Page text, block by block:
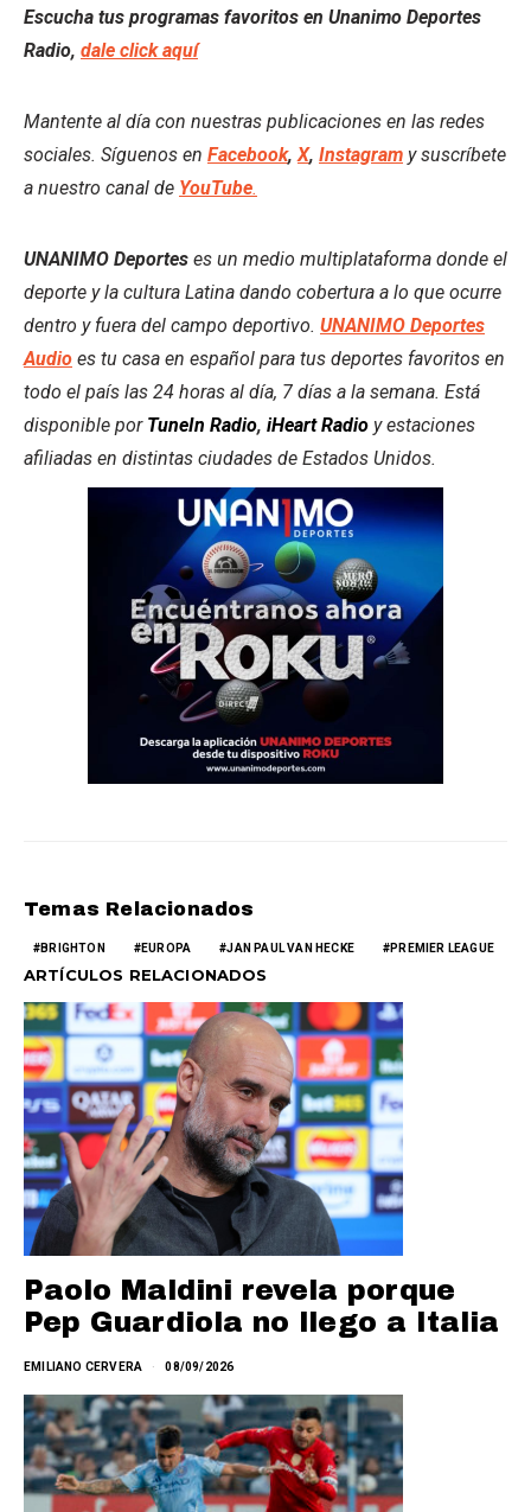
Escucha tus programas favoritos en Unanimo Deportes
Radio, dale click aquí
Mantente al día con nuestras publicaciones en las redes
sociales. Síguenos en Facebook,X, Instagram y suscríbete
a nuestro canal de YouTube.
UNANIMO Deportes es un medio multiplataforma donde el
deporte y la cultura Latina dando cobertura a lo que ocurre
dentro y fuera del campo deportivo. UNANIMO Deportes
Audio es tu casa en español para tus deportes favoritos en
todo el país las 24 horas al día, 7 días a la semana. Está
disponible por TuneIn Radio, iHeart Radio y estaciones
afiliadas en distintas ciudades de Estados Unidos.
Temas Relacionados
BRIGHTON EUROPA JAN PAUL VAN HECKE PREMIER LEAGUE
ARTÍCULOS RELACIONADOS
Paolo Maldini revela porque
Pep Guardiola no llego a Italia
EMILIANO CERVERA 08/09/2026